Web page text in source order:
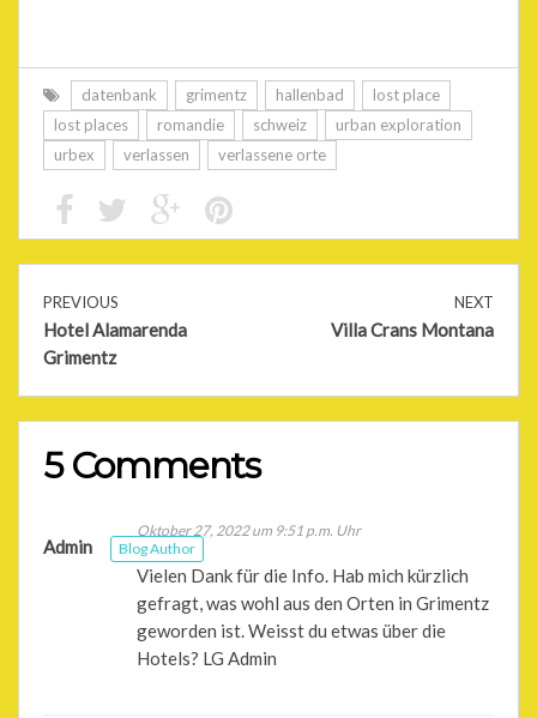
datenbank grimentz hallenbad
lost place
lost places
romandie schweiz
urban exploration
urbex
verlassen verlassene orte
PREVIOUS
Hotel Alamarenda
Grimentz
NEXT
Villa Crans Montana
5 Comments
Blog Author
Admin
Oktober 27, 2022 um 9:51 p.m. Uhr
Vielen Dank für die Info. Hab mich kürzlich
gefragt, was wohl aus den Orten in Grimentz
geworden ist. Weisst du etwas über die
Hotels? LG Admin